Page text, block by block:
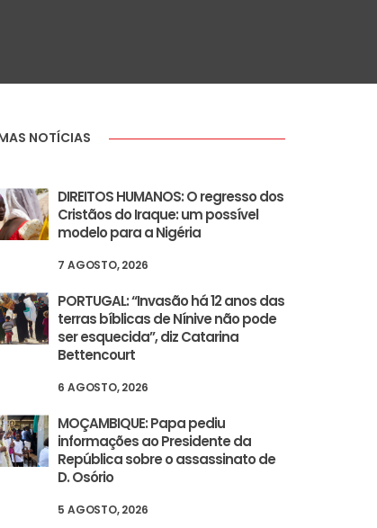
NOTÍCIAS
DIREITOS HUMANOS: O regresso dos
Cristãos do Iraque: um possível
modelo para a Nigéria
7 AGOSTO, 2026
PORTUGAL: “Invasão há 12 anos das
terras bíblicas de Nínive não pode
ser esquecida”, diz Catarina
Bettencourt
6 AGOSTO, 2026
MOÇAMBIQUE: Papa pediu
informações ao Presidente da
República sobre o assassinato de
D. Osório
5 AGOSTO, 2026